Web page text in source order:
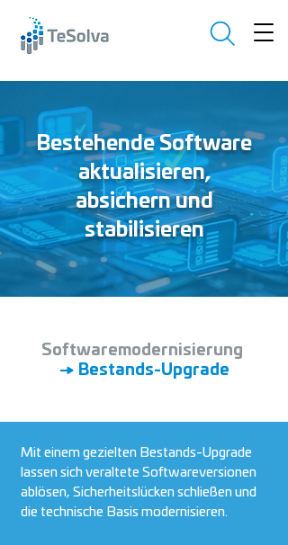
Bestehende Software
aktualisieren,
absichern und
stabilisieren
Softwaremodernisierung
→ Bestands-Upgrade
Mit einem gezielten Bestands-Upgrade
lassen sich veraltete Softwareversionen
ablösen, Sicherheitslücken schließen und
die technische Basis modernisieren.